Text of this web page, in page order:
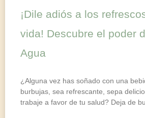
¡Dile adiós a los
vida! Descubre el poder
Agua
¿Alguna vez has soñado con una
burbujas, sea refrescante, sepa
trabaje a favor de tu salud? Deja de